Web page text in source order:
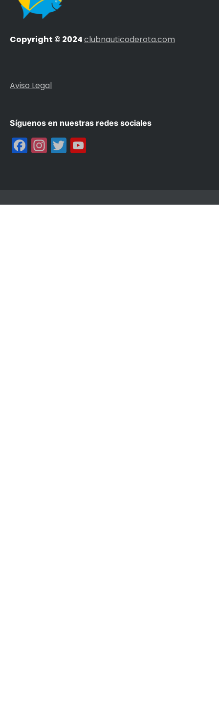
Copyright © 2024clubnauticoderota.com
Aviso Legal
Síguenos en nuestras redes sociales
Facebook
Instagram
Twitter